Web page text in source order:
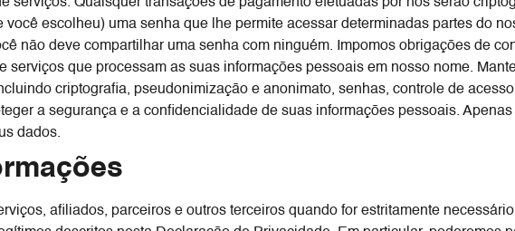
escolheu) uma senha que lhe permite acessar determinadas partes do
não deve compartilhar uma senha com ninguém. Impomos obrigações de
serviços que processam as suas informações pessoais em nosso nome.
criptografia, pseudonimização e anonimato, senhas, controle de
a segurança e a confidencialidade de suas informações pessoais.
dados.
afiliados, parceiros e outros terceiros quando for estritamente